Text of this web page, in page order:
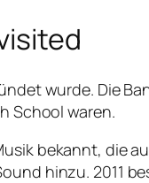
wurde. Die
School waren.
bekannt, die
hinzu. 2011